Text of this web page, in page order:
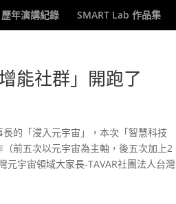
歷年演講紀錄 SMART Lab 作品集
能社群」開跑了
的「浸入元宇宙」，本次「智慧科技
前五次以元宇宙為主軸，後五次加上2
宇宙領域大家長-TAVAR社團法人台灣